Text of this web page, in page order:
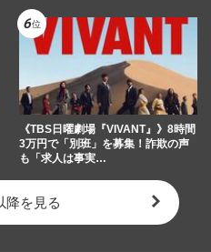
《TBS日曜劇場『VIVANT』》8時間
3万円で「別班」を募集！詐欺の声
も「求人は事実…
降を見る